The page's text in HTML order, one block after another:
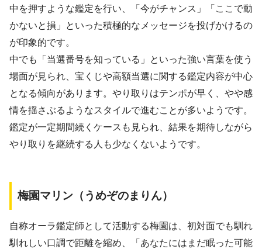
中を押すような鑑定を行い、「今がチャンス」「ここで動
かないと損」といった積極的なメッセージを投げかけるの
が印象的です。
中でも「当選番号を知っている」といった強い言葉を使う
場面が見られ、宝くじや高額当選に関する鑑定内容が中心
となる傾向があります。やり取りはテンポが早く、やや感
情を揺さぶるようなスタイルで進むことが多いようです。
鑑定が一定期間続くケースも見られ、結果を期待しながら
やり取りを継続する人も少なくないようです。
梅園マリン（うめぞのまりん）
自称オーラ鑑定師として活動する梅園は、初対面でも馴れ
馴れしい口調で距離を縮め、「あなたにはまだ眠った可能